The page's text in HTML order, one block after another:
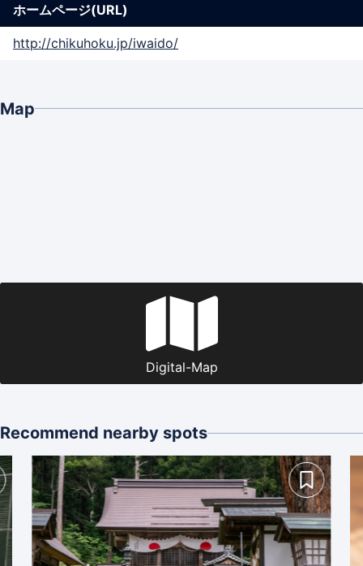
ホームページ(URL)
http://chikuhoku.jp/iwaido/
Map
Digital-Map
Recommend nearby spots